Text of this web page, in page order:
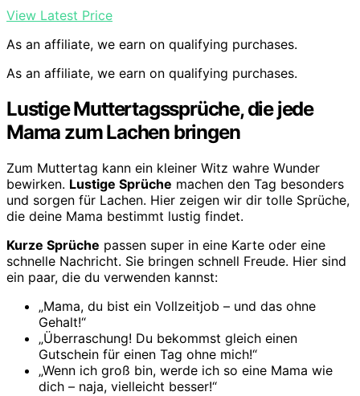
View Latest Price
As an affiliate, we earn on qualifying purchases.
As an affiliate, we earn on qualifying purchases.
Lustige Muttertagssprüche, die jede
Mama zum Lachen bringen
Zum Muttertag kann ein kleiner Witz wahre Wunder
bewirken. Lustige Sprüche machen den Tag besonders
und sorgen für Lachen. Hier zeigen wir dir tolle Sprüche,
die deine Mama bestimmt lustig findet.
Kurze Sprüche passen super in eine Karte oder eine
schnelle Nachricht. Sie bringen schnell Freude. Hier sind
ein paar, die du verwenden kannst:
„Mama, du bist ein Vollzeitjob – und das ohne
Gehalt!“
„Überraschung! Du bekommst gleich einen
Gutschein für einen Tag ohne mich!“
„Wenn ich groß bin, werde ich so eine Mama wie
dich – naja, vielleicht besser!“